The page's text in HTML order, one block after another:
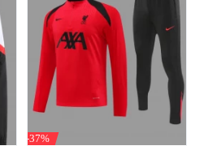
-37%